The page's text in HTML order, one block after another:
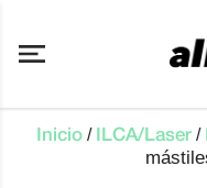
contenido
Inicio / ILCA/Laser /